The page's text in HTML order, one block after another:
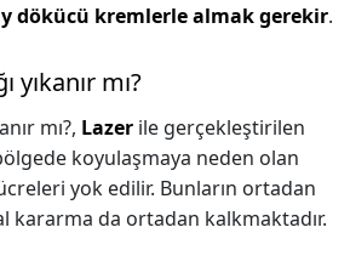
dökücü kremlerle almak gerekir.
yıkanır mı?
mı?, Lazer ile gerçekleştirilen
koyulaşmaya neden olan
yok edilir. Bunların ortadan
kararma da ortadan kalkmaktadır.